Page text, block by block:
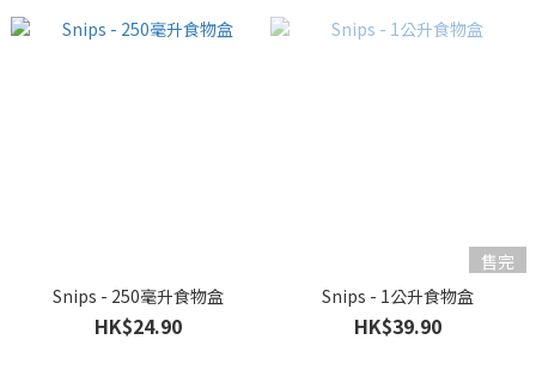
Snips - 250毫升食物盒
HK$24.90
售完
Snips - 1公升食物盒
HK$39.90